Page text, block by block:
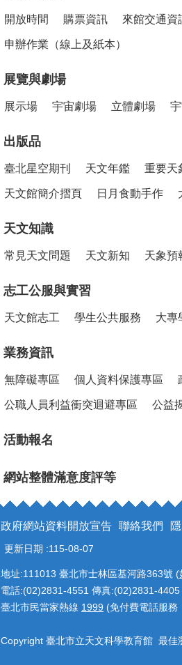
開放時間 購票資訊 來館交通資
申辦作業（線上及紙本）
展覽與劇場
展示場 宇宙劇場 立體劇場
出版品
臺北星空期刊 天文年鑑 重要天
天文館簡介摺頁 日月食動手作
天文知識
常見天文問題 天文新知 天象預
志工公服與實習
天文館志工 學生公共服務 大專
業務資訊
無障礙專區 個人資料保護專區
公職人員利益衝突迴避專區 公益
活動報名
網站整體滿意度評等
政府網站資料開放宣告 聯絡我們
更新日期 115-08-07
地址:111013 臺北市士林區基河路363號 (
電話:(02)2831-4551 傳真:(02)2831-4405
臺北市民當家熱線 1999 (免付費電話服務
Copyright 臺北市立天文科學教育館 最佳